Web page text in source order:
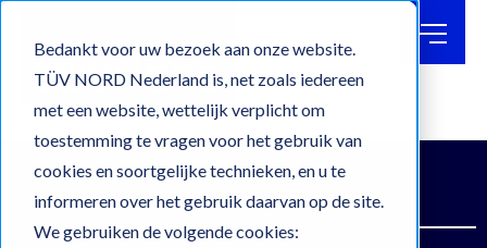
Bedankt voor uw bezoek aan onze website.
TÜV NORD Nederland is, net zoals iedereen
met een website, wettelijk verplicht om
toestemming te vragen voor het gebruik van
cookies en soortgelijke technieken, en u te
informeren over het gebruik daarvan op de site.
We gebruiken de volgende cookies:
OVER
TÜV
WERKEN
ZOEKEN
CERTIFICATEN & KEURMERKEN
Blog